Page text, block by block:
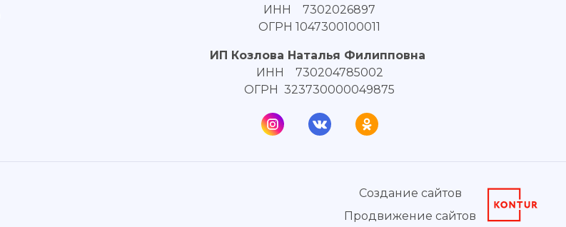
ИНН 7302026897
ОГРН 1047300100011
ИП Козлова Наталья Филипповна
ИНН 730204785002
ОГРН 323730000049875
Создание сайтов
Продвижение сайтов